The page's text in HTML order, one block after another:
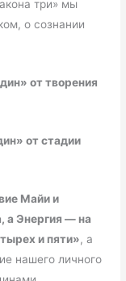
три» мы
о сознании
от творения
от стадии
Майи и
а Энергия — на
и пяти», а
нашего личного